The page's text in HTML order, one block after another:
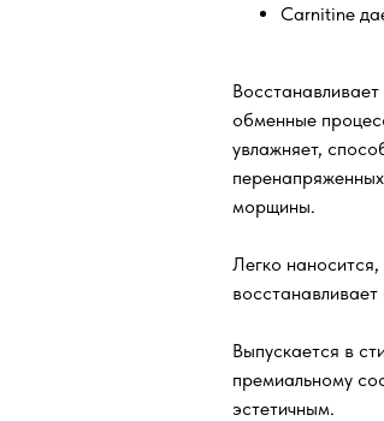
Carnitine
обменные
увлажняет,
морщины.
Легко
Выпускается в
премиальному
эстетичным.